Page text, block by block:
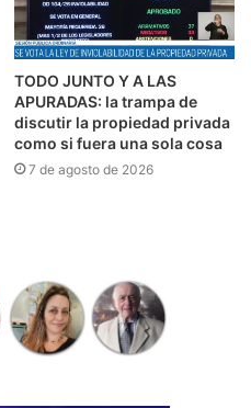
TODO JUNTO Y A LAS
APURADAS: la trampa de
discutir la propiedad privada
como si fuera una sola cosa
7 de agosto de 2026